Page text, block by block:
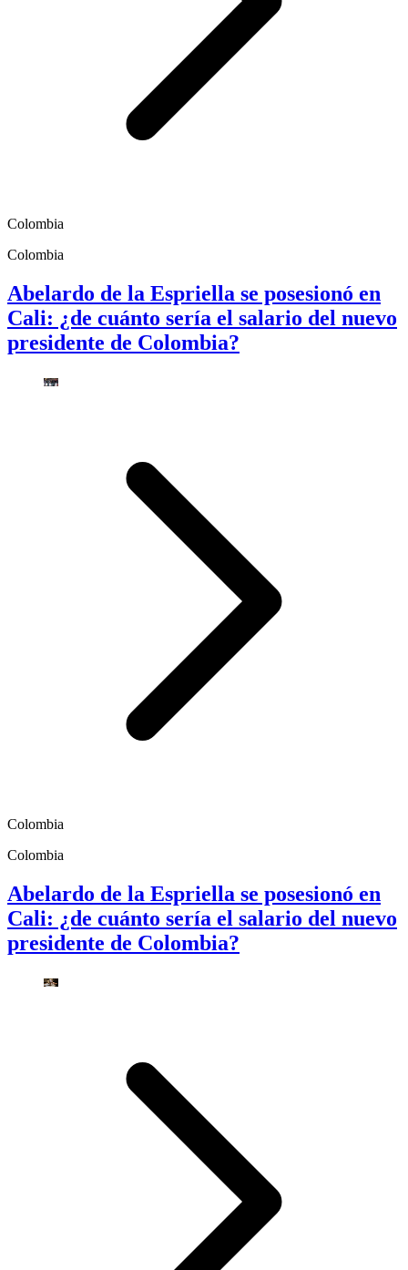
Colombia
Colombia
Abelardo de la Espriella se posesionó en
Cali: ¿de cuánto sería el salario del nuevo
presidente de Colombia?
Colombia
Colombia
Abelardo de la Espriella se posesionó en
Cali: ¿de cuánto sería el salario del nuevo
presidente de Colombia?